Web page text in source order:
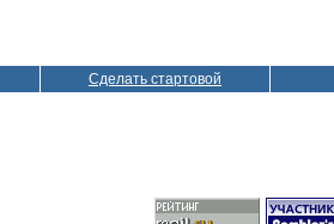
Сделать стартовой